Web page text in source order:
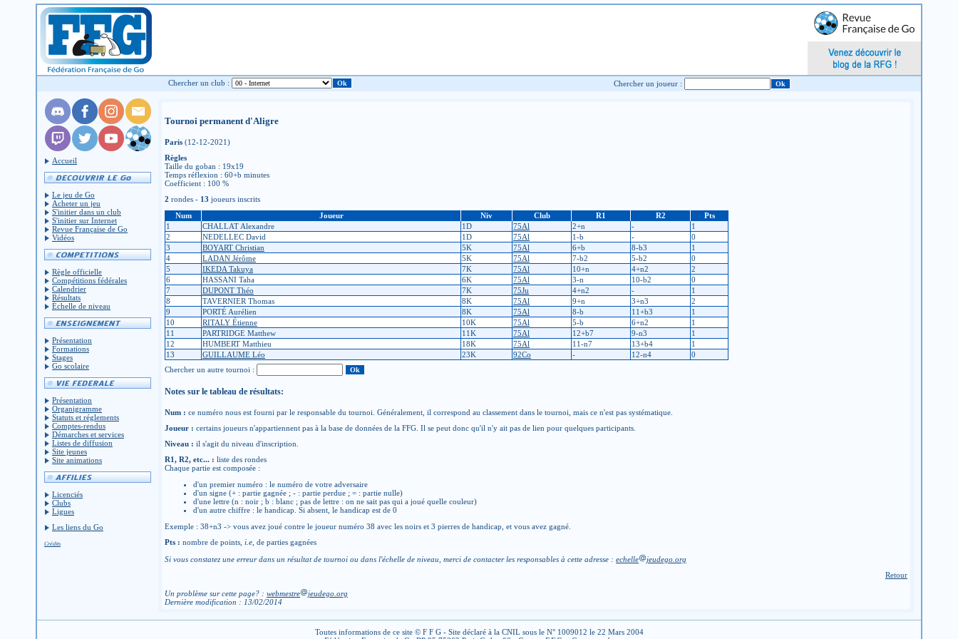
Chercher un club : Chercher un joueur :
Accueil
Le jeu de Go
Acheter un jeu
S'initier dans un club
S'initier sur Internet
Revue Française de Go
Vidéos
Règle officielle
Compétitions fédérales
Calendrier
Résultats
Échelle de niveau
Présentation
Formations
Stages
Go scolaire
Présentation
Organigramme
Statuts et réglements
Comptes-rendus
Démarches et services
Listes de diffusion
Site jeunes
Site animations
Licenciés
Clubs
Ligues
Les liens du Go
Crédits
Tournoi permanent d'Aligre
Paris (12-12-2021)
Règles
Taille du goban : 19x19
Temps réflexion : 60+b minutes
Coefficient : 100 %
2 rondes - 13 joueurs inscrits
Num
Joueur Niv Club R1 R2
Pts
1
CHALLAT Alexandre 1D 75Al 2+n -
1
2
NEDELLEC David 1D 75Al 1-b -
0
3
BOYART Christian 5K 75Al 6+b 8-b3
1
4
LADAN Jérôme 5K 75Al 7-b2 5-b2
0
5
IKEDA Takuya 7K 75Al 10+n 4+n2
2
6
HASSANI Taha 6K 75Al 3-n 10-b2
0
7
DUPONT Théo 7K 75Ju 4+n2 -
1
8
TAVERNIER Thomas 8K 75Al 9+n 3+n3
2
9
PORTÉ Aurélien 8K 75Al 8-b 11+b3
1
10
RITALY Étienne 10K 75Al 5-b 6+n2
1
11
PARTRIDGE Matthew 11K 75Al 12+b7 9-n3
1
12
HUMBERT Matthieu 18K 75Al 11-n7 13+b4
1
13
GUILLAUME Léo 23K 92Co - 12-n4
0
Chercher un autre tournoi :
Notes sur le tableau de résultats:
Num : ce numéro nous est fourni par le responsable du tournoi. Généralement, il correspond au classement dans le tournoi, mais ce n'est pas systématique.
Joueur : certains joueurs n'appartiennent pas à la base de données de la FFG. Il se peut donc qu'il n'y ait pas de lien pour quelques participants.
Niveau : il s'agit du niveau d'inscription.
R1, R2, etc... : liste des rondes
Chaque partie est composée :
d'un premier numéro : le numéro de votre adversaire
d'un signe (+ : partie gagnée ; - : partie perdue ; = : partie nulle)
d'une lettre (n : noir ; b : blanc ; pas de lettre : on ne sait pas qui a joué quelle couleur)
d'un autre chiffre : le handicap. Si absent, le handicap est de 0
Exemple : 38+n3 -> vous avez joué contre le joueur numéro 38 avec les noirs et 3 pierres de handicap, et vous avez gagné.
Pts : nombre de points, i.e , de parties gagnées
Si vous constatez une erreur dans un résultat de tournoi ou dans l'échelle de niveau, merci de contacter les responsables à cette adresse : echelle
jeudego.org
Retour
Un problème sur cette page? : webmestre
jeudego.org
Dernière modification : 13/02/2014
Toutes informations de ce site © F F G - Site déclaré à la CNIL sous le N° 1009012 le 22 Mars 2004